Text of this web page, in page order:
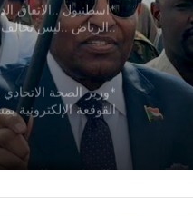
*اسطنبول ..الاتفاق
..الرياض ..ليس
وتركيا وباكستان توقع
المشترك وسط تحولات
*وزير الصحة
القوقعة الإلكترونية
التخصصي*